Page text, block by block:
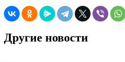
Другие новости